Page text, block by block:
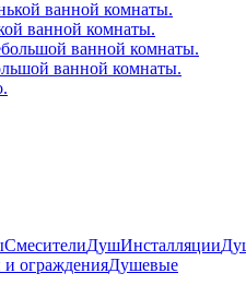
ванной комнаты.
ванной комнаты.
СмесителиДушИнсталляции
огражденияДушевые